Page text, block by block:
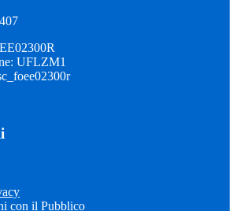
UFLZM1
con il Pubblico